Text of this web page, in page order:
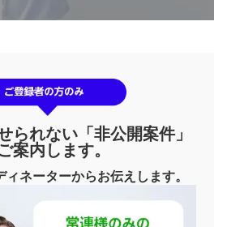
られない「非公開案件」
案内します。
ネーターからお伝えします。